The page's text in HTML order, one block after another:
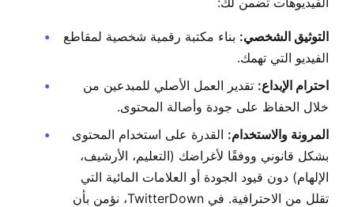
التوثيق الشخصي: بناء مكتبة رقمية شخصية لمقاطع
الفيديو التي تهمك.
احترام الإبداع: تقدير العمل الأصلي للمبدعين من
خلال الحفاظ على جودة وأصالة المحتوى.
المرونة والاستخدام: القدرة على استخدام المحتوى
بشكل قانوني ووفقًا لأغراضك (التعليم، الأرشيف،
الإلهام) دون قيود الجودة أو العلامات المائية التي
تقلل من الاحترافية. في TwitterDown، نؤمن بأن